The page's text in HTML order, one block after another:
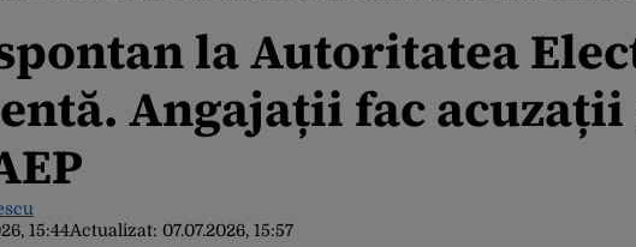
la Autoritatea
Angajații fac acuzații
15:44Actualizat: 07.07.2026, 15:57